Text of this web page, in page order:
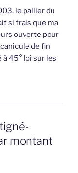
le pallier du
si frais que ma
ouverte pour
de fin
45° loi sur les
montant